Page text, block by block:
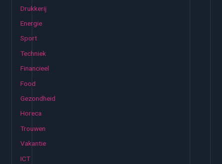
Drukkerij
Energie
Sport
Techniek
Financieel
Food
Gezondheid
Horeca
Trouwen
Vakantie
ICT